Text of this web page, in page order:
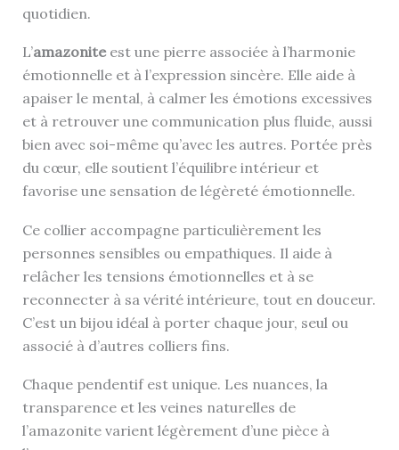
quotidien.
L’amazoniteest une pierre associée à l’harmonie
émotionnelle et à l’expression sincère. Elle aide à
apaiser le mental, à calmer les émotions excessives
et à retrouver une communication plus fluide, aussi
bien avec soi-même qu’avec les autres. Portée près
du cœur, elle soutient l’équilibre intérieur et
favorise une sensation de légèreté émotionnelle.
Ce collier accompagne particulièrement les
personnes sensibles ou empathiques. Il aide à
relâcher les tensions émotionnelles et à se
reconnecter à sa vérité intérieure, tout en douceur.
C’est un bijou idéal à porter chaque jour, seul ou
associé à d’autres colliers fins.
Chaque pendentif est unique. Les nuances, la
transparence et les veines naturelles de
l’amazonite varient légèrement d’une pièce à